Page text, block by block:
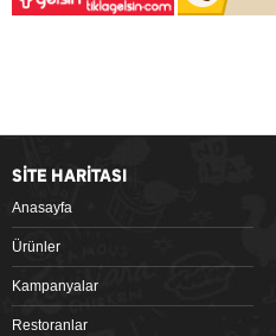
SİTE HARİTASI
Anasayfa
Ürünler
Kampanyalar
Restoranlar